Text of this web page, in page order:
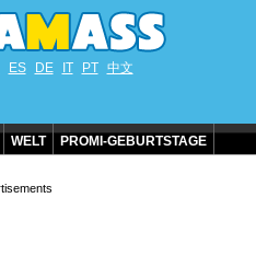
ES DE IT PT 中文
WELT PROMI-GEBURTSTAGE